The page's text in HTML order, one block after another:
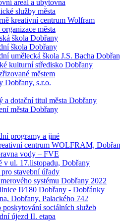
areál a ubytovna
služby města
kreativní centrum Wolfram
města
škola Dobřany
škola Dobřany
umělecká škola J.S. Bacha
kulturní středisko Dobřany
městem
Dobřany, s.r.o.
a dotační titul města Dobřany
města Dobřany
programy a jiné
centrum WOLFRAM,
vody – FVE
v ul. 17.listopadu, Dobřany
stavební úřady
systému Dobřany 2022
II⁄180 Dobřany - Dobřánky
Dobřany, Palackého 742
poskytování sociálních služeb
újezd II. etapa